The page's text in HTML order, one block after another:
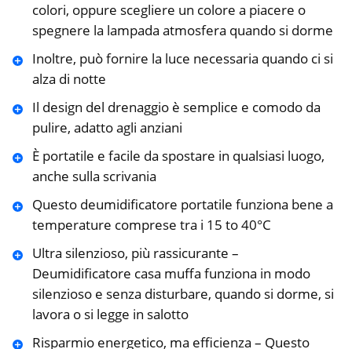
colori, oppure scegliere un colore a piacere o
spegnere la lampada atmosfera quando si dorme
Inoltre, può fornire la luce necessaria quando ci si
alza di notte
Il design del drenaggio è semplice e comodo da
pulire, adatto agli anziani
È portatile e facile da spostare in qualsiasi luogo,
anche sulla scrivania
Questo deumidificatore portatile funziona bene a
temperature comprese tra i 15 to 40°C
Ultra silenzioso, più rassicurante –
Deumidificatore casa muffa funziona in modo
silenzioso e senza disturbare, quando si dorme, si
lavora o si legge in salotto
Risparmio energetico, ma efficienza – Questo